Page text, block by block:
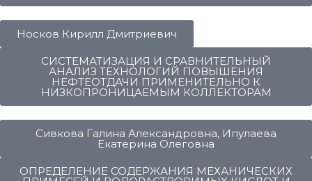
Носков Кирилл Дмитриевич
СИСТЕМАТИЗАЦИЯ И СРАВНИТЕЛЬНЫЙ
АНАЛИЗ ТЕХНОЛОГИЙ ПОВЫШЕНИЯ
НЕФТЕОТДАЧИ ПРИМЕНИТЕЛЬНО К
НИЗКОПРОНИЦАЕМЫМ КОЛЛЕКТОРАМ
Сивкова Галина Александровна, Ипулаева
Екатерина Олеговна
ОПРЕДЕЛЕНИЕ СОДЕРЖАНИЯ МЕХАНИЧЕСКИХ